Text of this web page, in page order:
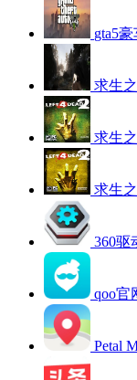
gta5
求生
求生
求生
360驱
qoo官
Petal